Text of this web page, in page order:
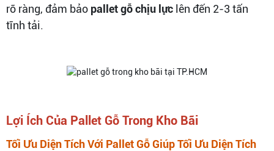
rõ ràng, đảm bảo pallet gỗ chịu lực lên đến 2-3 tấn
tĩnh tải.
Lợi Ích Của Pallet Gỗ Trong Kho Bãi
Tối Ưu Diện Tích Với Pallet Gỗ Giúp Tối Ưu Diện Tích